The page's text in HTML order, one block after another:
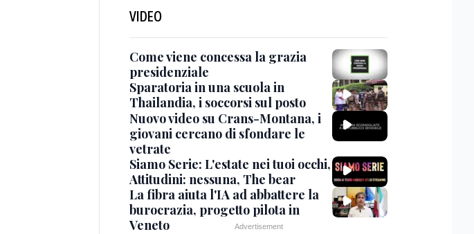
VIDEO
Come viene concessa la grazia
presidenziale
Sparatoria in una scuola in
Thailandia, i soccorsi sul posto
Nuovo video su Crans-Montana, i
giovani cercano di sfondare le
vetrate
Siamo Serie: L'estate nei tuoi occhi,
Attitudini: nessuna, The bear
La fibra aiuta l'IA ad abbattere la
burocrazia, progetto pilota in
Veneto